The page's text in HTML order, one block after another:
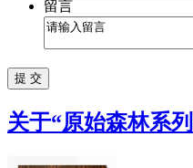
留言
关于“原始森林系列